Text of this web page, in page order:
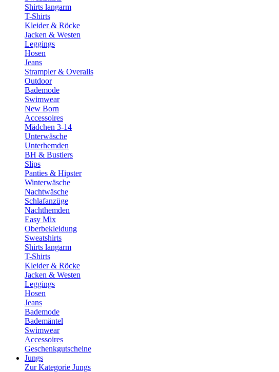
Shirts langarm
T-Shirts
Kleider & Röcke
Jacken & Westen
Leggings
Hosen
Jeans
Strampler & Overalls
Outdoor
Bademode
Swimwear
New Born
Accessoires
Mädchen 3-14
Unterwäsche
Unterhemden
BH & Bustiers
Slips
Panties & Hipster
Winterwäsche
Nachtwäsche
Schlafanzüge
Nachthemden
Easy Mix
Oberbekleidung
Sweatshirts
Shirts langarm
T-Shirts
Kleider & Röcke
Jacken & Westen
Leggings
Hosen
Jeans
Bademode
Bademäntel
Swimwear
Accessoires
Geschenkgutscheine
Jungs
Zur Kategorie Jungs